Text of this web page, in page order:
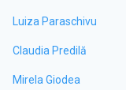
Luiza Paraschivu
Claudia Predilă
Mirela Giodea